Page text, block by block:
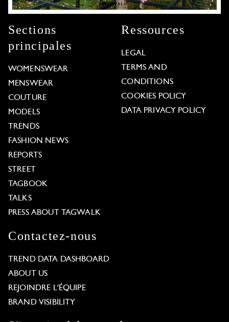
Sections
principales
WOMENSWEAR
MENSWEAR
COUTURE
MODELS
TRENDS
FASHION NEWS
REPORTS
STREET
TAGBOOK
TALKS
PRESS ABOUT TAGWALK
Ressources
LEGAL
TERMS AND
CONDITIONS
COOKIES POLICY
DATA PRIVACY POLICY
Contactez-nous
TREND DATA DASHBOARD
ABOUT US
REJOINDRE L'ÉQUIPE
BRAND VISIBILITY